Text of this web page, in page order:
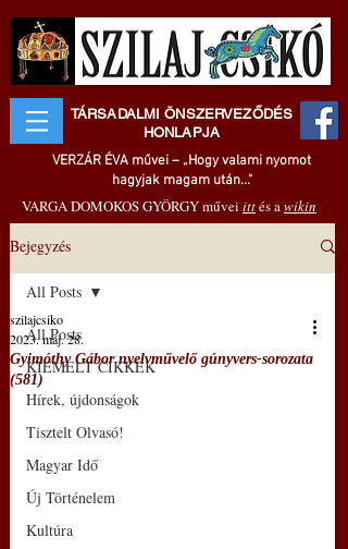
TÁRSADALMI ÖNSZERVEZŐDÉS
HONLAPJA
VERZÁR ÉVA művei – „Hogy valami nyomot
hagyjak magam után..."
VARGA DOMOKOS GYÖRGY művei ittés awikin
Bejegyzés
All Posts
KIEMELT CIKKEK
Hírek, újdonságok
Tisztelt Olvasó!
Magyar Idő
Új Történelem
Kultúra
All Posts
Gyimóthy Gábor nyelvművelő gúnyvers-sorozata
(581)
szilajcsiko
2023. máj. 28.